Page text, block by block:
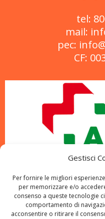
Gestisci
Per fornire le migliori
per memorizzare e/o
consenso a queste tecnologie
comportamento di
acconsentire o ritirare il
tel:
mail:
pec:
CF: